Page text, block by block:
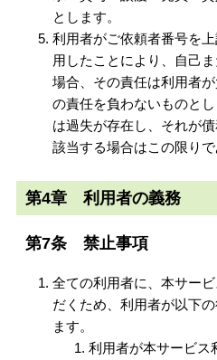
とします。
利用者がご依頼者番号を
用したことにより、自己
場合、その責任は利用者
の責任を負わないものと
は過失が存在し、それが
該当する場合はこの限りで
第4章 利用者の義務
第7条 禁止事項
全ての利用者に、本サー
だくため、利用者が以下
ます。
利用者が本サービス